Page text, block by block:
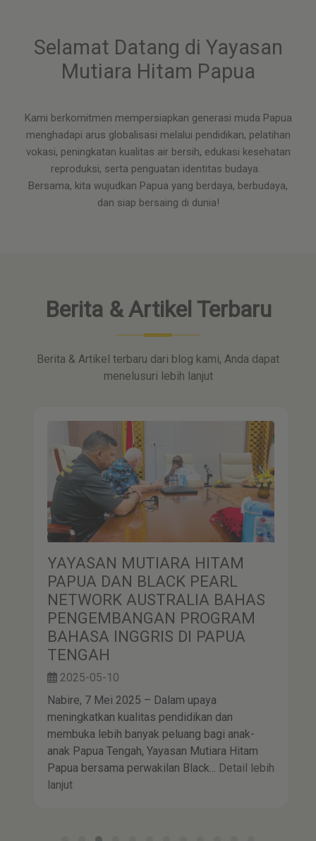
Selamat Datang di Yayasan
Mutiara Hitam Papua
Kami berkomitmen mempersiapkan generasi muda Papua
menghadapi arus globalisasi melalui pendidikan, pelatihan
vokasi, peningkatan kualitas air bersih, edukasi kesehatan
reproduksi, serta penguatan identitas budaya.
Bersama, kita wujudkan Papua yang berdaya, berbudaya,
dan siap bersaing di dunia!
Berita & Artikel Terbaru
Berita & Artikel terbaru dari blog kami, Anda dapat
menelusuri lebih lanjut
YAYASAN MUTIARA HITAM
PAPUA DAN BLACK PEARL
NETWORK AUSTRALIA BAHAS
PENGEMBANGAN PROGRAM
BAHASA INGGRIS DI PAPUA
TENGAH
2025-05-10
Nabire, 7 Mei 2025 – Dalam upaya
meningkatkan kualitas pendidikan dan
membuka lebih banyak peluang bagi anak-
anak Papua Tengah, Yayasan Mutiara Hitam
Papua bersama perwakilan Black...
Detail lebih
lanjut